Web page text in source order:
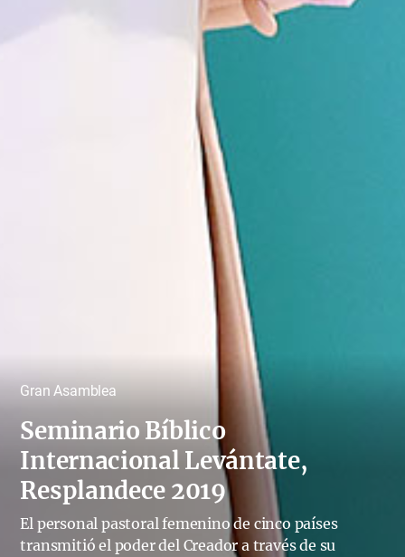
Gran Asamblea
Seminario Bíblico
Internacional Levántate,
Resplandece 2019
El personal pastoral femenino de cinco países
transmitió el poder del Creador a través de su